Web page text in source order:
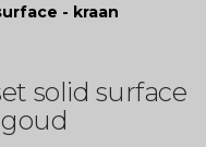
- kraan
solid surface